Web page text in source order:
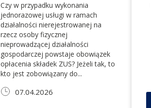
Czy w przypadku wykonania
jednorazowej usługi w ramach
działalności nierejestrowanej na
rzecz osoby fizycznej
nieprowadzącej działalności
gospodarczej powstaje obowiązek
opłacenia składek ZUS? Jeżeli tak, to
kto jest zobowiązany do...
07.04.2026